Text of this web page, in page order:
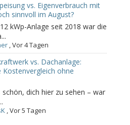
vs. Eigenverbrauch mit
sinnvoll im August?
kWp-Anlage seit 2018 war die
,Vor 4 Tagen
vs. Dachanlage:
Kostenvergleich ohne
schön, dich hier zu sehen – war
,Vor 5 Tagen